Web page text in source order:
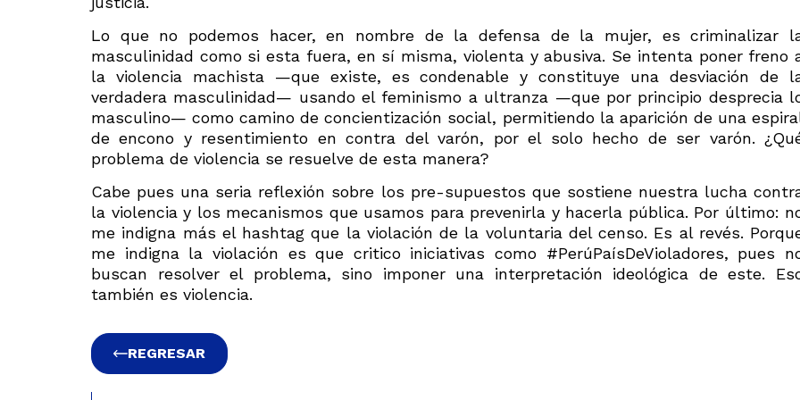
Lo que no podemos hacer, en nombre de la defensa de la mujer, es criminalizar
masculinidad como si esta fuera, en sí misma, violenta y abusiva. Se intenta poner freno
la violencia machista —que existe, es condenable y constituye una desviación de
verdadera masculinidad— usando el feminismo a ultranza —que por principio desprecia
masculino— como camino de concientización social, permitiendo la aparición de una
de encono y resentimiento en contra del varón, por el solo hecho de ser varón.
problema de violencia se resuelve de esta manera?
Cabe pues una seria reflexión sobre los pre-supuestos que sostiene nuestra lucha
la violencia y los mecanismos que usamos para prevenirla y hacerla pública. Por último:
me indigna más el hashtag que la violación de la voluntaria del censo. Es al revés.
me indigna la violación es que critico iniciativas como #PerúPaísDeVioladores, pues
buscan resolver el problema, sino imponer una interpretación ideológica de este.
también es violencia.
REGRESAR